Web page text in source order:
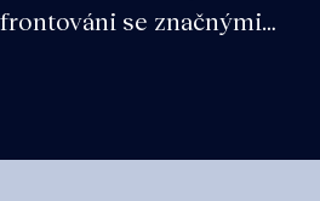
se značnými…